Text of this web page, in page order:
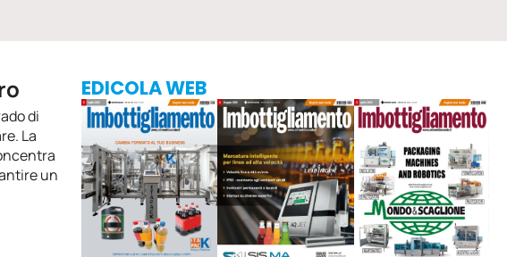
di
La
un
EDICOLA WEB